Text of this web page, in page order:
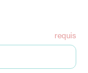
requis